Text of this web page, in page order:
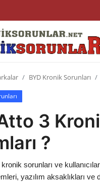
BYD Kronik Sorunları
3
?
sorunları ve
yazılım aksaklıkları ve